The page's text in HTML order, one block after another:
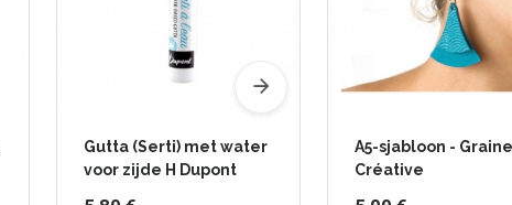
Gutta (Serti) met water
voor zijde H Dupont
A5-sjabloon - Graine
Créative